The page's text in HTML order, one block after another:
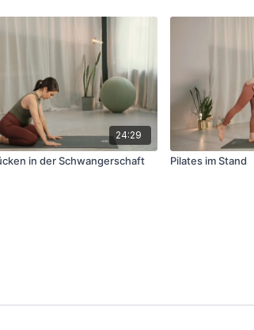
24:29
in der Schwangerschaft Pilates im Stand